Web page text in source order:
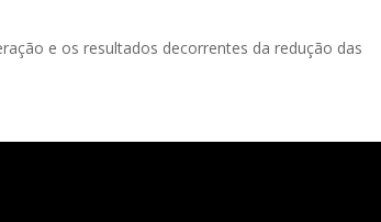
e os resultados decorrentes da redução das